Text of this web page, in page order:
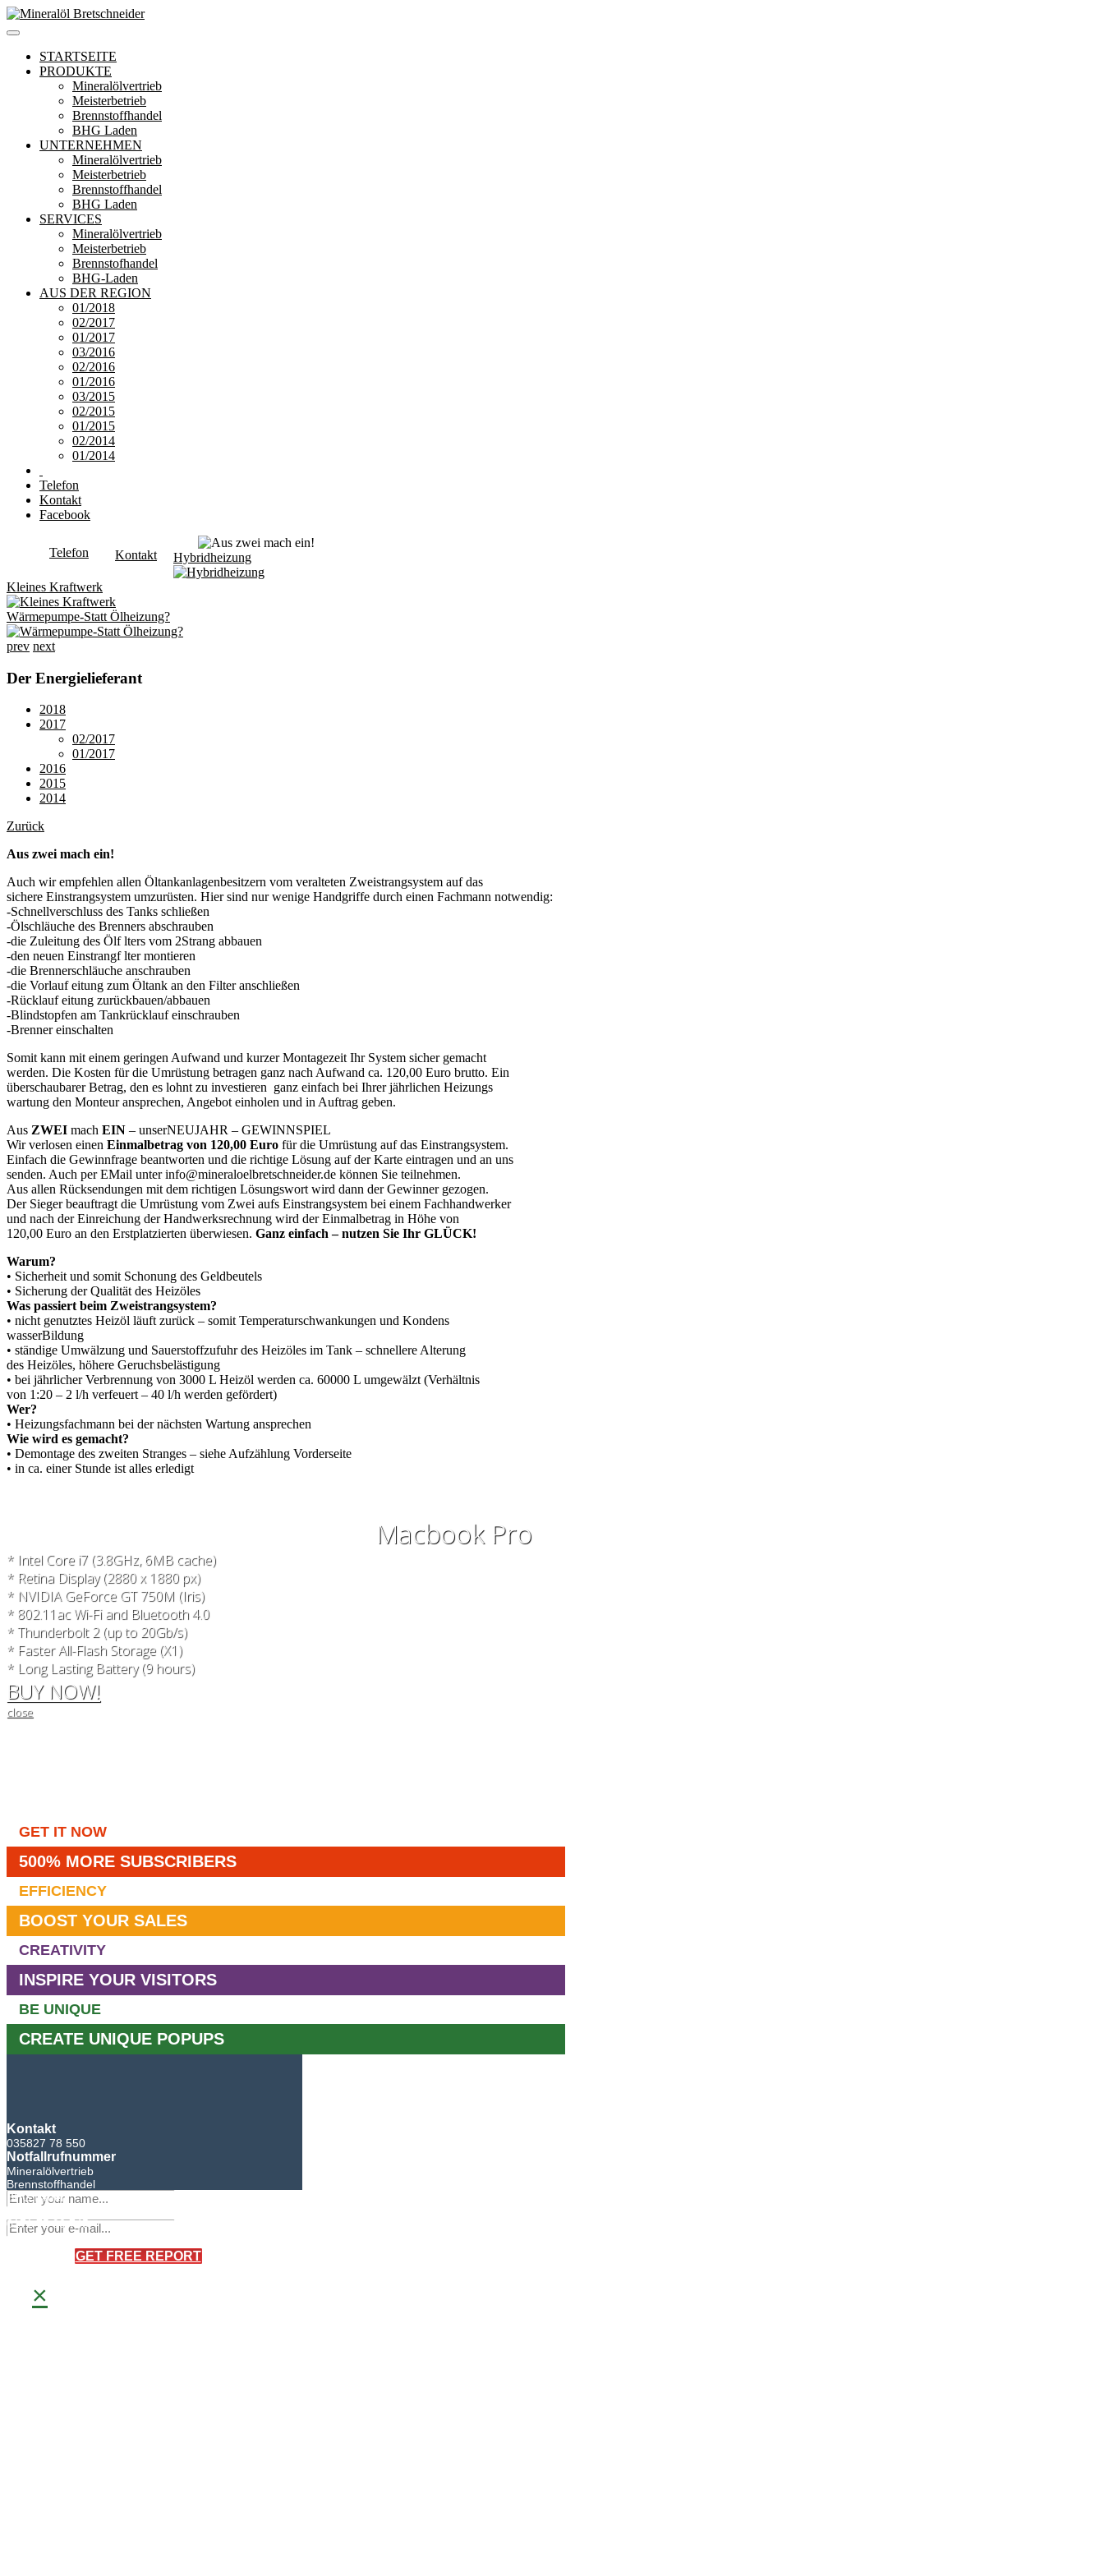
Zum
Inhalt
STARTSEITE
PRODUKTE
Mineralölvertrieb
Meisterbetrieb
Brennstoffhandel
BHG Laden
UNTERNEHMEN
Mineralölvertrieb
Meisterbetrieb
Brennstoffhandel
BHG Laden
SERVICES
Mineralölvertrieb
Meisterbetrieb
Brennstofhandel
BHG-Laden
AUS DER REGION
01/2018
02/2017
01/2017
03/2016
02/2016
01/2016
03/2015
02/2015
01/2015
02/2014
01/2014
Telefon
Kontakt
Facebook
Telefon Kontakt Hybridheizung
Kleines Kraftwerk
Wärmepumpe-Statt Ölheizung?
prev next
Der Energielieferant
2018
2017
02/2017
01/2017
2016
2015
2014
Zurück
Aus zwei mach ein!
Auch wir empfehlen allen Öltankanlagenbesitzern vom veralteten Zweistrangsystem auf das
sichere Einstrangsystem umzurüsten. Hier sind nur wenige Handgriffe durch einen Fachmann notwendig:
-Schnellverschluss des Tanks schließen
-Ölschläuche des Brenners abschrauben
-die Zuleitung des Ölf lters vom 2­Strang abbauen
-den neuen Einstrangf lter montieren
-die Brennerschläuche anschrauben
-die Vorlauf eitung zum Öltank an den Filter anschließen
-Rücklauf eitung zurückbauen/abbauen
-Blindstopfen am Tankrücklauf einschrauben
-Brenner einschalten
Somit kann mit einem geringen Aufwand und kurzer Montagezeit Ihr System sicher gemacht
werden. Die Kosten für die Umrüstung betragen ganz nach Aufwand ca. 120,00 Euro brutto. Ein
überschaubarer Betrag, den es lohnt zu investieren ­ ganz einfach bei Ihrer jährlichen Heizungs
wartung den Monteur ansprechen, Angebot einholen und in Auftrag geben.
Aus ZWEI mach EIN – unserNEUJAHR – GEWINNSPIEL
Wir verlosen einen Einmalbetrag von 120,00 Euro für die Umrüstung auf das Einstrangsystem.
Einfach die Gewinnfrage beantworten und die richtige Lösung auf der Karte eintragen und an uns
senden. Auch per E­Mail unter info@mineraloel­bretschneider.de können Sie teilnehmen.
Aus allen Rücksendungen mit dem richtigen Lösungswort wird dann der Gewinner gezogen.
Der Sieger beauftragt die Umrüstung vom Zwei­ aufs Einstrangsystem bei einem Fachhandwerker
und nach der Einreichung der Handwerksrechnung wird der Einmalbetrag in Höhe von
120,00 Euro an den Erstplatzierten überwiesen. Ganz einfach – nutzen Sie Ihr GLÜCK!
Warum?
• Sicherheit und somit Schonung des Geldbeutels
• Sicherung der Qualität des Heizöles
Was passiert beim Zweistrangsystem?
• nicht genutztes Heizöl läuft zurück – somit Temperaturschwankungen und Kondens
wasser­Bildung
• ständige Umwälzung und Sauerstoffzufuhr des Heizöles im Tank – schnellere Alterung
des Heizöles, höhere Geruchsbelästigung
• bei jährlicher Verbrennung von 3000 L Heizöl werden ca. 60000 L umgewälzt (Verhältnis
von 1:20 – 2 l/h verfeuert – 40 l/h werden gefördert)
Wer?
• Heizungsfachmann bei der nächsten Wartung ansprechen
Wie wird es gemacht?
• Demontage des zweiten Stranges – siehe Aufzählung Vorderseite
• in ca. einer Stunde ist alles erledigt
Macbook Pro
* Intel Core i7 (3.8GHz, 6MB cache)
* Retina Display (2880 x 1880 px)
* NVIDIA GeForce GT 750M (Iris)
* 802.11ac Wi-Fi and Bluetooth 4.0
* Thunderbolt 2 (up to 20Gb/s)
* Faster All-Flash Storage (X1)
* Long Lasting Battery (9 hours)
BUY NOW!
close
GET IT NOW
500% MORE SUBSCRIBERS
EFFICIENCY
BOOST YOUR SALES
CREATIVITY
INSPIRE YOUR VISITORS
BE UNIQUE
CREATE UNIQUE POPUPS
GET FREE REPORT
×
Kontakt
035827 78 550
Notfallrufnummer
Mineralölvertrieb
Brennstoffhandel
BHG Laden
Sandro Bretschneider
0171 75 90 745
×